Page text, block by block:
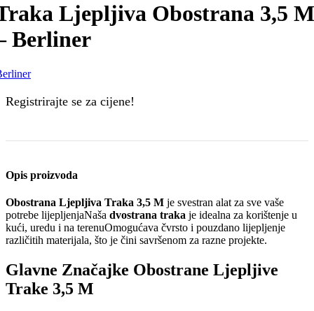
Ljepljiva Obostrana 3,5 M
Berliner
Registrirajte se za cijene!
Opis proizvoda
Obostrana Ljepljiva Traka 3,5 M je svestran alat za sve vaše
potrebe lijepljenjaNaša dvostrana traka je idealna za korištenje u
kući, uredu i na terenuOmogućava čvrsto i pouzdano lijepljenje
različitih materijala, što je čini savršenom za razne projekte.
Glavne Značajke Obostrane Ljepljive
Trake 3,5 M